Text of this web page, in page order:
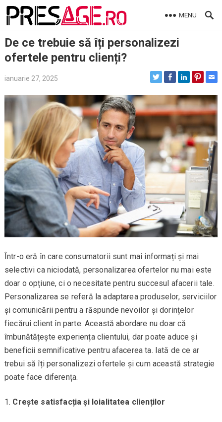
Skip
MENU
De ce trebuie să îți personalizezi
ofertele pentru clienți?
ianuarie 27, 2025
Într-o eră în care consumatorii sunt mai informați și mai
selectivi ca niciodată, personalizarea ofertelor nu mai este
doar o opțiune, ci o necesitate pentru succesul afacerii tale.
Personalizarea se referă la adaptarea produselor, serviciilor
și comunicării pentru a răspunde nevoilor și dorințelor
fiecărui client în parte. Această abordare nu doar că
îmbunătățește experiența clientului, dar poate aduce și
beneficii semnificative pentru afacerea ta. Iată de ce ar
trebui să îți personalizezi ofertele și cum această strategie
poate face diferența.
Crește satisfacția și loialitatea clienților